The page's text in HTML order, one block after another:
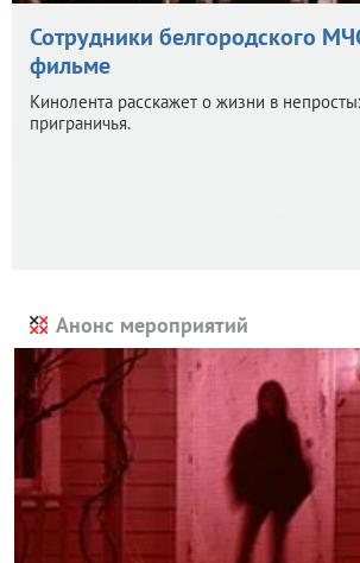
Сотрудники белгородского
фильме
Кинолента расскажет о жизни в
приграничья.
Анонс мероприятий